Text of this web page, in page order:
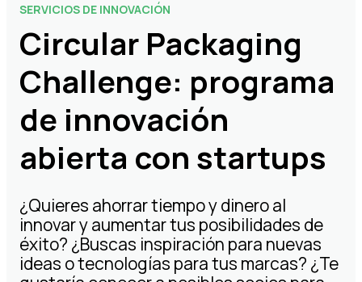
SERVICIOS DE INNOVACIÓN
Circular Packaging
Challenge: programa
de innovación
abierta con startups
¿Quieres ahorrar tiempo y dinero al
innovar y aumentar tus posibilidades de
éxito? ¿Buscas inspiración para nuevas
ideas o tecnologías para tus marcas? ¿Te